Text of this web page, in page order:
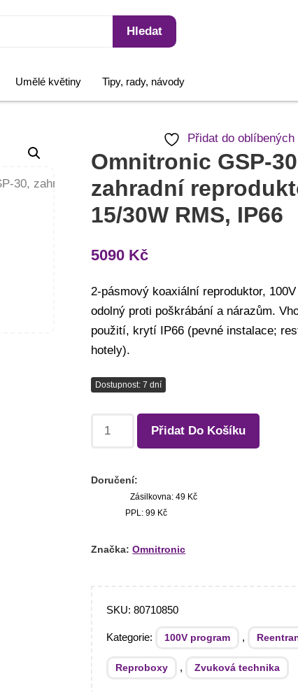
Hledat
Umělé květiny Tipy, rady, návody
Přidat do oblíbených
Omnitronic GSP-
zahradní
15/30W RMS, IP66
5090 Kč
2-pásmový koaxiální reproduktor,
odolný proti poškrábání a nárazům.
použití, krytí IP66 (pevné instalace;
hotely).
Dostupnost: 7 dní
Přidat Do Košíku
Doručení:
Zásilkovna: 49 Kč
PPL: 99 Kč
Značka: Omnitronic
SKU:80710850
Kategorie: 100V program ,
Reproboxy , Zvuková technika